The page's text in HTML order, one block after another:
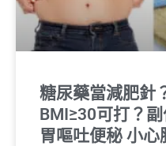
糖尿藥當減肥針
BMI≥30可打？
胃嘔吐便秘 小心